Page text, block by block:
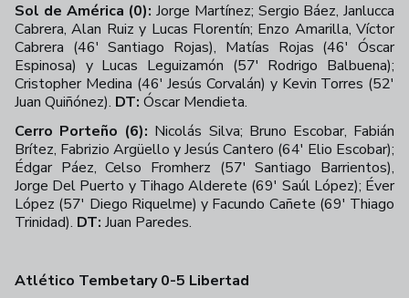
Sol de América (0): Jorge Martínez; Sergio Báez, Janlucca
Cabrera, Alan Ruiz y Lucas Florentín; Enzo Amarilla, Víctor
Cabrera (46' Santiago Rojas), Matías Rojas (46' Óscar
Espinosa) y Lucas Leguizamón (57' Rodrigo Balbuena);
Cristopher Medina (46' Jesús Corvalán) y Kevin Torres (52'
Juan Quiñónez). DT: Óscar Mendieta.
Cerro Porteño (6): Nicolás Silva; Bruno Escobar, Fabián
Brítez, Fabrizio Argüello y Jesús Cantero (64' Elio Escobar);
Édgar Páez, Celso Fromherz (57' Santiago Barrientos),
Jorge Del Puerto y Tihago Alderete (69' Saúl López); Éver
López (57' Diego Riquelme) y Facundo Cañete (69' Thiago
Trinidad). DT: Juan Paredes.
Atlético Tembetary 0-5 Libertad